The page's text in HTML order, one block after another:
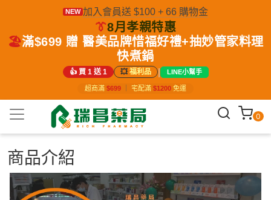
NEW 加入會員送 $100 + 66 購物金
👔8月孝親特惠
🏖️滿$699 贈 醫美品牌惜福好禮+抽妙管家料理
快煮鍋
👍 買 1 送 1 💥福利品 | LINE小幫手
超商滿 $699 宅配滿 $1200 免運
0
商品介紹